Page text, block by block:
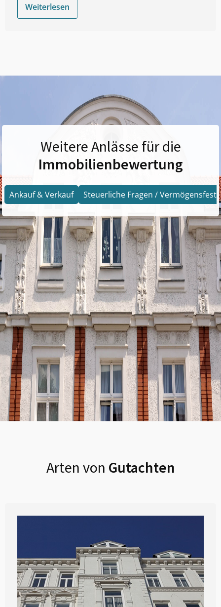
Weiterlesen
Weitere Anlässe für die
Immobilienbewertung
Ankauf & Verkauf Steuerliche Fragen /
Arten von Gutachten